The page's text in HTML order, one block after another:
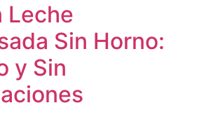
Leche
Sin Horno:
y Sin